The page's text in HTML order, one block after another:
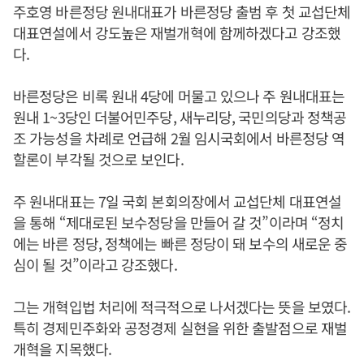
주호영 바른정당 원내대표가 바른정당 출범 후 첫 교섭단체
대표연설에서 강도높은 재벌개혁에 함께하겠다고 강조했
다.
바른정당은 비록 원내 4당에 머물고 있으나 주 원내대표는
원내 1~3당인 더불어민주당, 새누리당, 국민의당과 정책공
조 가능성을 차례로 언급해 2월 임시국회에서 바른정당 역
할론이 부각될 것으로 보인다.
주 원내대표는 7일 국회 본회의장에서 교섭단체 대표연설
을 통해 “제대로된 보수정당을 만들어 갈 것”이라며 “정치
에는 바른 정당, 정책에는 빠른 정당이 돼 보수의 새로운 중
심이 될 것”이라고 강조했다.
그는 개혁입법 처리에 적극적으로 나서겠다는 뜻을 보였다.
특히 경제민주화와 공정경제 실현을 위한 출발점으로 재벌
개혁을 지목했다.